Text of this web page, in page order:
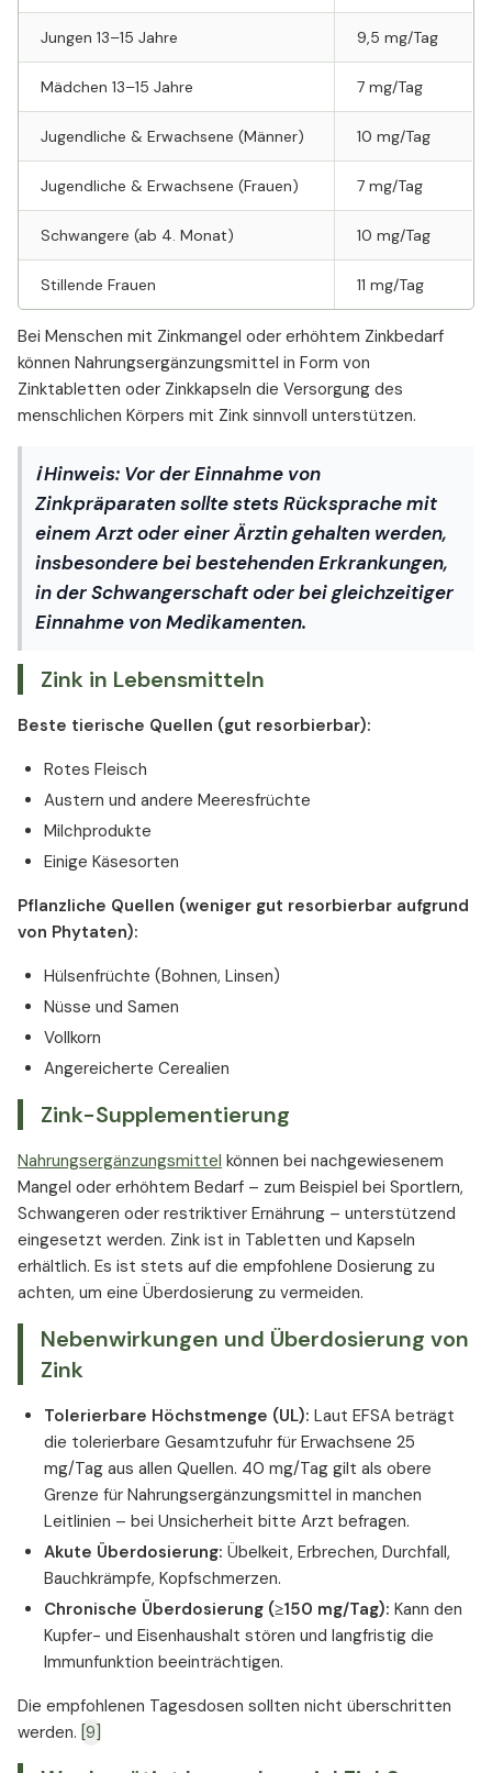
Jungen 13–15 Jahre 9,5 mg/Tag
Mädchen 13–15 Jahre 7 mg/Tag
Jugendliche & Erwachsene (Männer) 10 mg/Tag
Jugendliche & Erwachsene (Frauen) 7 mg/Tag
Schwangere (ab 4. Monat) 10 mg/Tag
Stillende Frauen 11 mg/Tag
Bei Menschen mit Zinkmangel oder erhöhtem Zinkbedarf
können Nahrungsergänzungsmittel in Form von
Zinktabletten oder Zinkkapseln die Versorgung des
menschlichen Körpers mit Zink sinnvoll unterstützen.
ℹHinweis: Vor der Einnahme von
Zinkpräparaten sollte stets Rücksprache mit
einem Arzt oder einer Ärztin gehalten werden,
insbesondere bei bestehenden Erkrankungen,
in der Schwangerschaft oder bei gleichzeitiger
Einnahme von Medikamenten.
Zink in Lebensmitteln
Beste tierische Quellen (gut resorbierbar):
Rotes Fleisch
Austern und andere Meeresfrüchte
Milchprodukte
Einige Käsesorten
Pflanzliche Quellen (weniger gut resorbierbar aufgrund
von Phytaten):
Hülsenfrüchte (Bohnen, Linsen)
Nüsse und Samen
Vollkorn
Angereicherte Cerealien
Zink-Supplementierung
Nahrungsergänzungsmittel können bei nachgewiesenem
Mangel oder erhöhtem Bedarf – zum Beispiel bei Sportlern,
Schwangeren oder restriktiver Ernährung – unterstützend
eingesetzt werden. Zink ist in Tabletten und Kapseln
erhältlich. Es ist stets auf die empfohlene Dosierung zu
achten, um eine Überdosierung zu vermeiden.
Nebenwirkungen und Überdosierung von
Zink
Tolerierbare Höchstmenge (UL): Laut EFSA beträgt
die tolerierbare Gesamtzufuhr für Erwachsene 25
mg/Tag aus allen Quellen. 40 mg/Tag gilt als obere
Grenze für Nahrungsergänzungsmittel in manchen
Leitlinien – bei Unsicherheit bitte Arzt befragen.
Akute Überdosierung: Übelkeit, Erbrechen, Durchfall,
Bauchkrämpfe, Kopfschmerzen.
Chronische Überdosierung (≥150 mg/Tag): Kann den
Kupfer- und Eisenhaushalt stören und langfristig die
Immunfunktion beeinträchtigen.
Die empfohlenen Tagesdosen sollten nicht überschritten
werden. [9]